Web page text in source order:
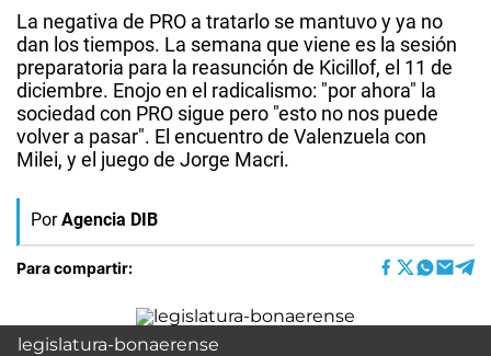
La negativa de PRO a tratarlo se mantuvo y ya no
dan los tiempos. La semana que viene es la sesión
preparatoria para la reasunción de Kicillof, el 11 de
diciembre. Enojo en el radicalismo: "por ahora" la
sociedad con PRO sigue pero "esto no nos puede
volver a pasar". El encuentro de Valenzuela con
Milei, y el juego de Jorge Macri.
Por Agencia DIB
Para compartir:
legislatura-bonaerense